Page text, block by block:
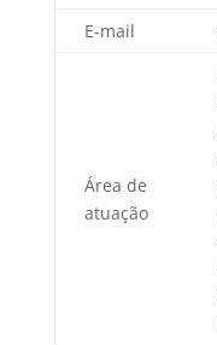
E-mail
Área de
atuação